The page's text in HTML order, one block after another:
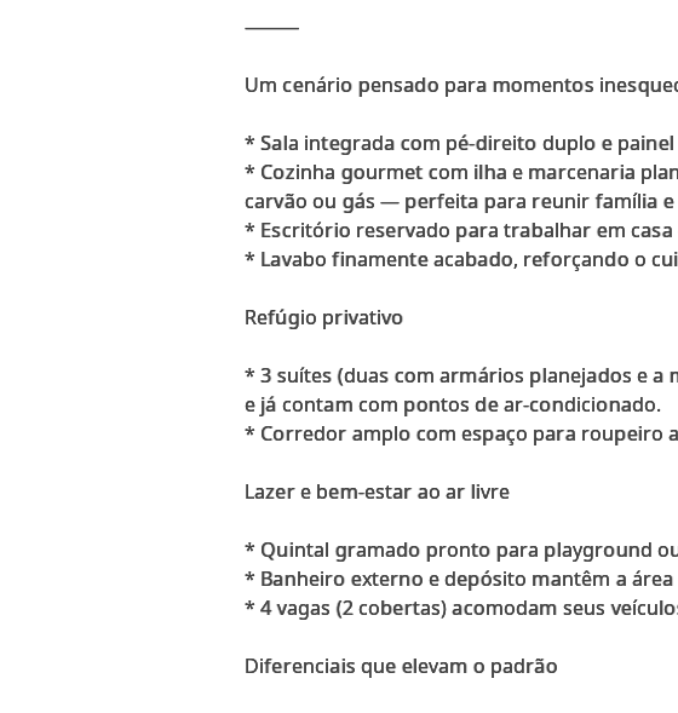
⸻
Um cenário pensado para momentos
* Sala integrada com pé-direito duplo e
* Cozinha gourmet com ilha e marcenaria
carvão ou gás — perfeita para reunir família e
* Escritório reservado para trabalhar em
* Lavabo finamente acabado, reforçando o
Refúgio privativo
* 3 suítes (duas com armários planejados e
e já contam com pontos de ar-condicionado.
* Corredor amplo com espaço para roupeiro
Lazer e bem-estar ao ar livre
* Quintal gramado pronto para playground
* Banheiro externo e depósito mantêm a
* 4 vagas (2 cobertas) acomodam seus
Diferenciais que elevam o padrão